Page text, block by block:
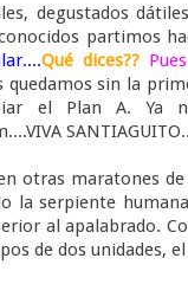
degustados
partimos
Qué dices??
quedamos sin la
el Plan A. Ya
otras maratones
la serpiente
al apalabrado.
de dos unidades,